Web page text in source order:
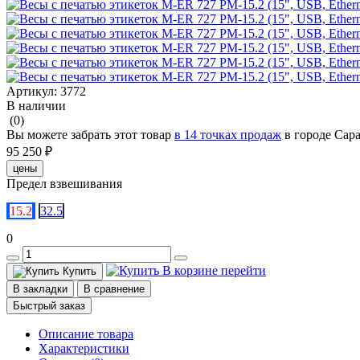
Артикул: 3772
В наличии
(0)
Вы можете забрать этот товар в 14 точках продаж в городе
95 250 ₽
цены
Предел взвешивания
15.2
32.5
0
Купить В корзине перейти
В закладки
В сравнение
Быстрый заказ
Описание товара
Характеристики